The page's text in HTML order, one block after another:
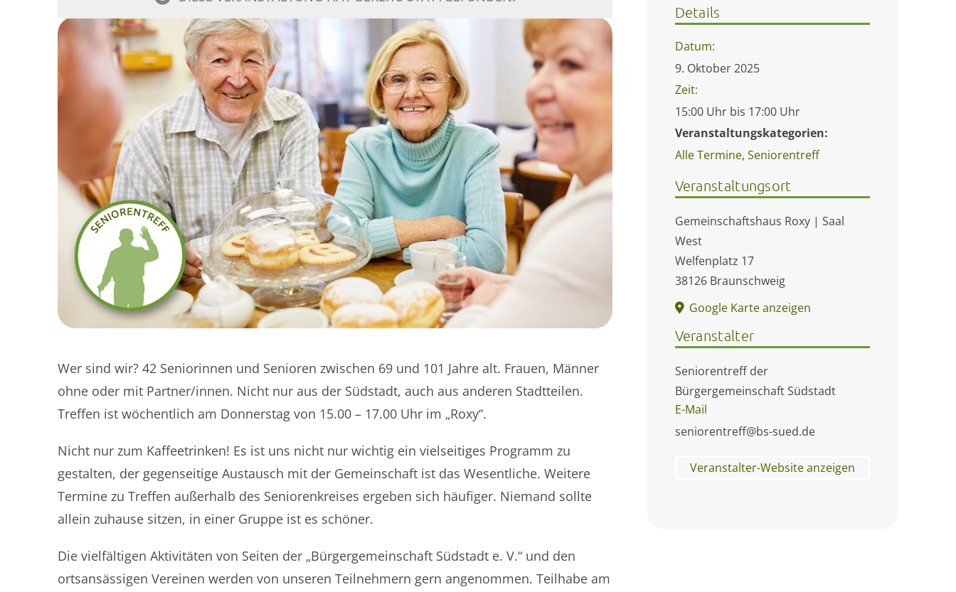
Wer sind wir? 42 Seniorinnen und Senioren zwischen 69 und 101 Jahre alt. Frauen, Männer
ohne oder mit Partner/innen. Nicht nur aus der Südstadt, auch aus anderen Stadtteilen.
Treffen ist wöchentlich am Donnerstag von 15.00 – 17.00 Uhr im „Roxy“.
Nicht nur zum Kaffeetrinken! Es ist uns nicht nur wichtig ein vielseitiges Programm zu
gestalten, der gegenseitige Austausch mit der Gemeinschaft ist das Wesentliche. Weitere
Termine zu Treffen außerhalb des Seniorenkreises ergeben sich häufiger. Niemand sollte
allein zuhause sitzen, in einer Gruppe ist es schöner.
Die vielfältigen Aktivitäten von Seiten der „Bürgergemeinschaft Südstadt e. V.“ und den
ortsansässigen Vereinen werden von unseren Teilnehmern gern angenommen. Teilhabe am
Details
Datum:
9. Oktober 2025
Zeit:
15:00 Uhr bis 17:00 Uhr
Veranstaltungskategorien:
Alle Termine, Seniorentreff
Veranstaltungsort
Gemeinschaftshaus Roxy | Saal
West
Welfenplatz 17
38126 Braunschweig
Google Karte anzeigen
Veranstalter
Seniorentreff der
Bürgergemeinschaft Südstadt
E-Mail
seniorentreff@bs-sued.de
Veranstalter-Website anzeigen